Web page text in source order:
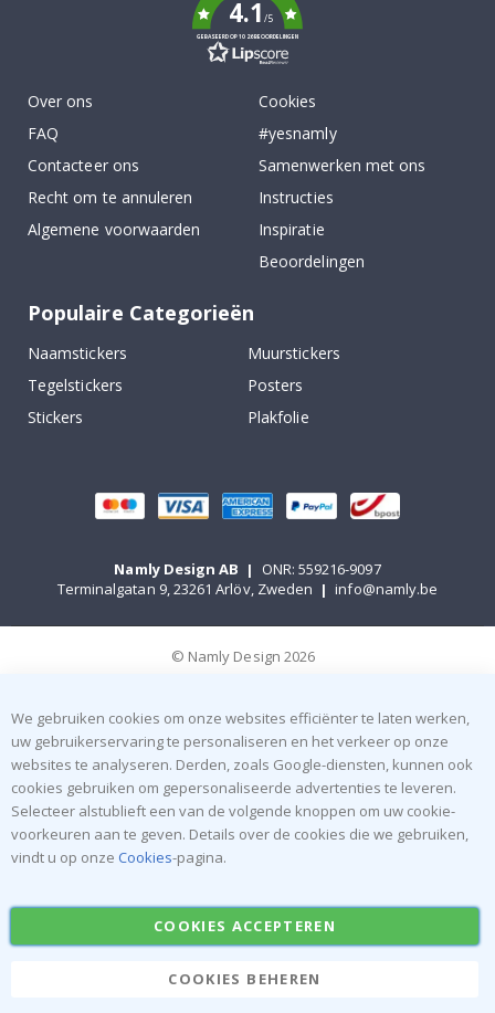
4.1/5
GEBASEERD OP 1026 BEOORDELINGEN
Over ons
FAQ
Contacteer ons
Recht om te annuleren
Algemene voorwaarden
Cookies
#yesnamly
Samenwerken met ons
Instructies
Inspiratie
Beoordelingen
Populaire Categorieën
Naamstickers
Muurstickers
Tegelstickers
Posters
Stickers
Plakfolie
Namly Design AB |
ONR: 559216-9097
Terminalgatan 9, 23261 Arlöv, Zweden | info@namly.be
© Namly Design 2026
We gebruiken cookies om onze websites efficiënter te laten werken,
uw gebruikerservaring te personaliseren en het verkeer op onze
websites te analyseren. Derden, zoals Google-diensten, kunnen ook
cookies gebruiken om gepersonaliseerde advertenties te leveren.
Selecteer alstublieft een van de volgende knoppen om uw cookie-
voorkeuren aan te geven. Details over de cookies die we gebruiken,
vindt u op onze Cookies-pagina.
COOKIES ACCEPTEREN
COOKIES BEHEREN